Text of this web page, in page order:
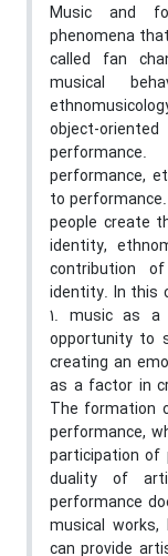
Music and
phenomena
called fan
musical
object-
performance,
to
people create
identity,
contribution
identity. In this
1. music as
opportunity to
creating an
as a factor in
The formation
performance,
participation of
duality of
performance
musical
can provide